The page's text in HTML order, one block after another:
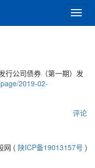
切
换
行公司债券（第一期）发
2019-02-
评论
网 ( 陕ICP备19013157号 )